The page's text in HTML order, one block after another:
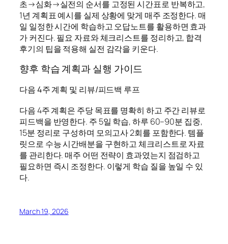
초→심화→실전의 순서를 고정된 시간표로 반복하고,
1년 계획표 예시를 실제 상황에 맞게 매주 조정한다. 매
일 일정한 시간에 학습하고 오답노트를 활용하면 효과
가 커진다. 필요 자료와 체크리스트를 정리하고, 합격
후기의 팁을 적용해 실전 감각을 키운다.
향후 학습 계획과 실행 가이드
다음 4주 계획 및 리뷰/피드백 루프
다음 4주 계획은 주당 목표를 명확히 하고 주간 리뷰로
피드백을 반영한다. 주 5일 학습, 하루 60–90분 집중,
15분 정리로 구성하며 모의고사 2회를 포함한다. 템플
릿으로 수능 시간배분을 구현하고 체크리스트로 자료
를 관리한다. 매주 어떤 전략이 효과였는지 점검하고
필요하면 즉시 조정한다. 이렇게 학습 질을 높일 수 있
다.
March 19, 2026